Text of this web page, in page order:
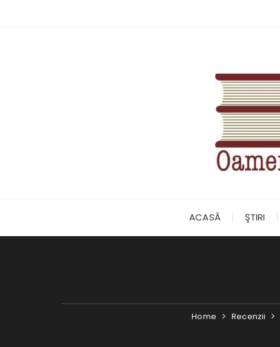
ACASĂ ŞTIRI
Home Recenzii